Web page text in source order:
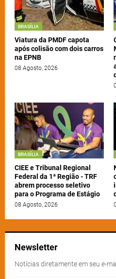
BRASÍLIA
Viatura da PMDF capota
após colisão com dois carros
na EPNB
08 Agosto, 2026
BRASÍLIA
CIEE e Tribunal Regional
Federal da 1ª Região - TRF
abrem processo seletivo
para o Programa de Estágio
08 Agosto, 2026
Newsletter
Notícias diretamente em seu e-